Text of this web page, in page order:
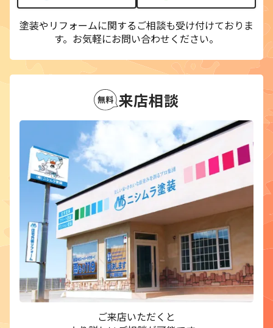
塗装やリフォームに関するご相談も受け付けておりま
す。 お気軽にお問い合わせください。
来店相談
ご来店いただくと